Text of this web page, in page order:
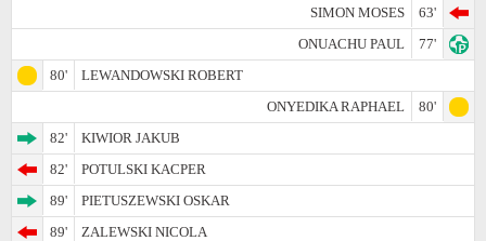
SIMON MOSES
63'
ONUACHU PAUL
77'
80'
LEWANDOWSKI ROBERT
ONYEDIKA RAPHAEL
80'
82'
KIWIOR JAKUB
82'
POTULSKI KACPER
89'
PIETUSZEWSKI OSKAR
89'
ZALEWSKI NICOLA